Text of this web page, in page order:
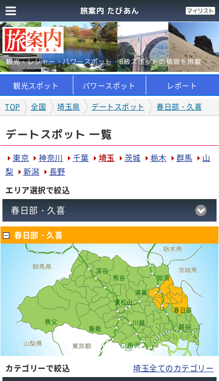
旅案内 たびあん
観光・レジャー・パワースポット・B級スポットの情報を掲載
観光スポット パワースポット
レポート
TOP
全国 埼玉県 デートスポット 春日部・久喜
デートスポット 一覧
東京 神奈川 千葉 埼玉 茨城 栃木 群馬
山
梨
新潟
長野
エリア選択で絞込
春日部・久喜
春日部・久喜
秩父
飯能
所沢
川越
深谷
熊谷
加須
鴻巣
東松山
春日部
越谷
カテゴリーで絞込 埼玉全てのカテゴリー